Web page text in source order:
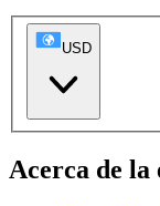
USD
Acerca de la